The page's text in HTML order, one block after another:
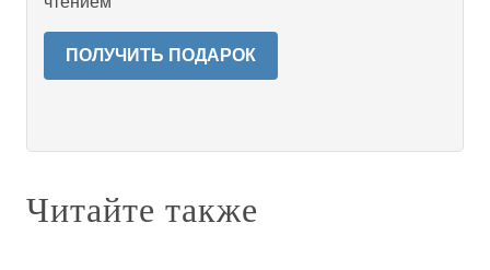
ПОЛУЧИТЬ ПОДАРОК
Читайте также